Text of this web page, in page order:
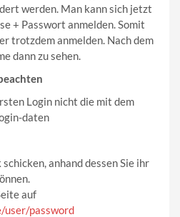
werden. Man kann sich jetzt
+ Passwort anmelden. Somit
trotzdem anmelden. Nach dem
dann zu sehen.
Login nicht die mit dem
daten
anhand dessen Sie ihr
auf
password